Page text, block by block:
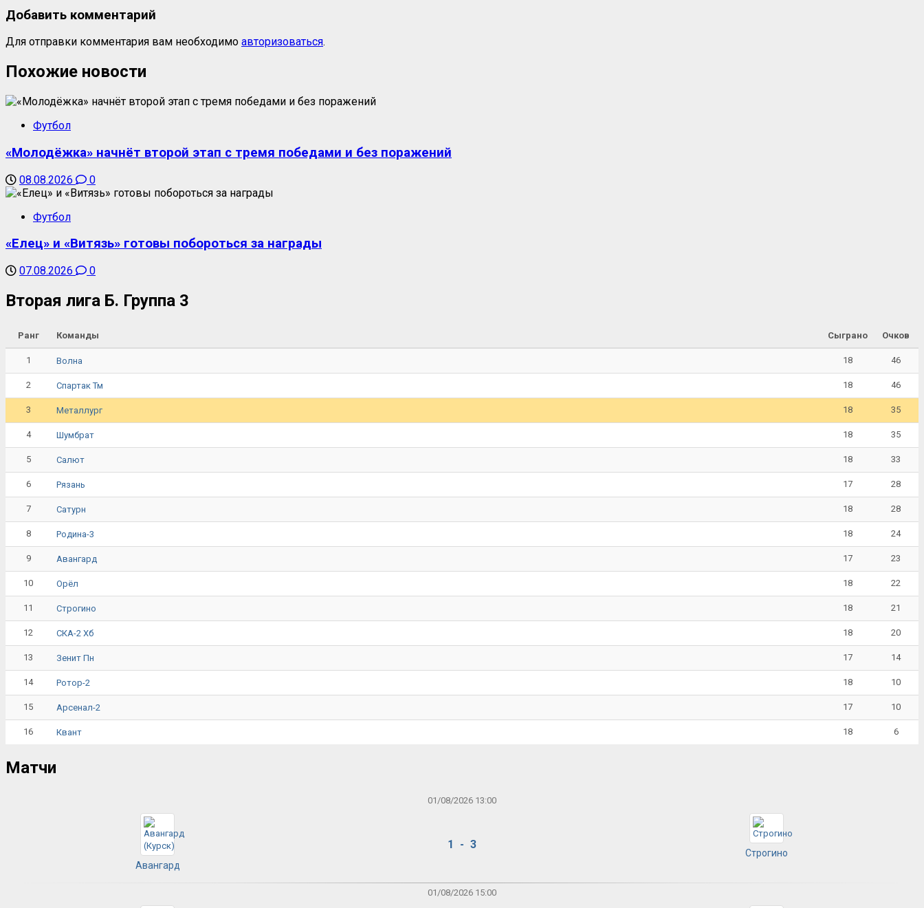
Добавить комментарий
Для отправки комментария вам необходимо авторизоваться.
Похожие новости
Футбол
«Молодёжка» начнёт второй этап с тремя победами и без поражений
08.08.2026 0
Футбол
«Елец» и «Витязь» готовы побороться за награды
07.08.2026 0
Вторая лига Б. Группа 3
Ранг Команды Сыграно Очков
1 Волна 18 46
2 Спартак Тм 18 46
3 Металлург 18 35
4 Шумбрат 18 35
5 Салют 18 33
6 Рязань 17 28
7 Сатурн 18 28
8 Родина-3 18 24
9 Авангард 17 23
10 Орёл 18 22
11 Строгино 18 21
12 СКА-2 Хб 18 20
13 Зенит Пн 17 14
14 Ротор-2 18 10
15 Арсенал-2 17 10
16 Квант 18 6
Матчи
01/08/2026 13:00
Авангард
1 - 3
Строгино
01/08/2026 15:00